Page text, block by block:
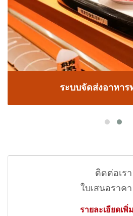
ระบบจัดส่งอาหาร
ติดต่อเรา
ใบเสนอราค
รายละเอียดเพิ่